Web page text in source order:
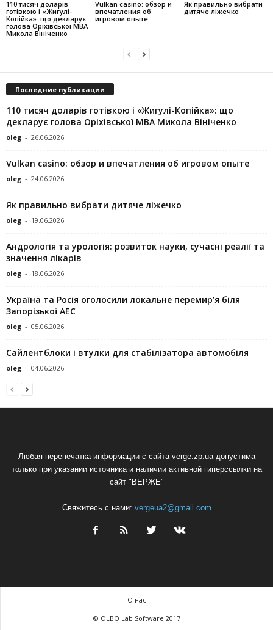
110 тисяч доларів
готівкою і «Жигулі-
Копійка»: що декларує
голова Оріхівської МВА
Микола Вініченко
Vulkan casino: обзор и
впечатления об
игровом опыте
Як правильно вибрати
дитяче ліжечко
Последние публикации
110 тисяч доларів готівкою і «Жигулі-Копійка»: що
декларує голова Оріхівської МВА Микола Вініченко
oleg - 26.06.2026
Vulkan casino: обзор и впечатления об игровом опыте
oleg - 24.06.2026
Як правильно вибрати дитяче ліжечко
oleg - 19.06.2026
Андрологія та урологія: розвиток науки, сучасні реалії та
значення лікарів
oleg - 18.06.2026
Україна та Росія оголосили локальне перемир’я біля
Запорізької АЕС
oleg - 05.06.2026
Сайлентблоки і втулки для стабілізатора автомобіля
oleg - 04.06.2026
Любая перепечатка информации с сайта verge.zp.ua допустима
только при указании источника и наличии активной гиперссылки на
сайт "ВЕРЖЕ"
Свяжитесь с нами: vergeua2@gmail.com
О нас
© OLBO Lab Software 2017